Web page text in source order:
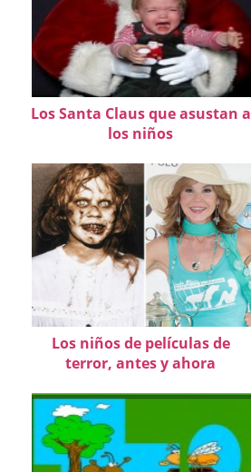
Los Santa Claus que asustan a
los niños
Los niños de películas de
terror, antes y ahora